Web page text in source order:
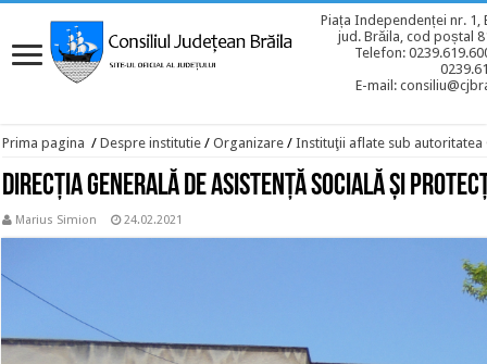
Piața Independenței nr. 1,
jud. Brăila, cod poștal
Telefon:
E-mail:
Prima pagina / Despre institutie / Organizare / Instituţii aflate sub autoritatea
Direcţia Generală de Asistenţă Socială şi
Marius Simion 24.02.2021